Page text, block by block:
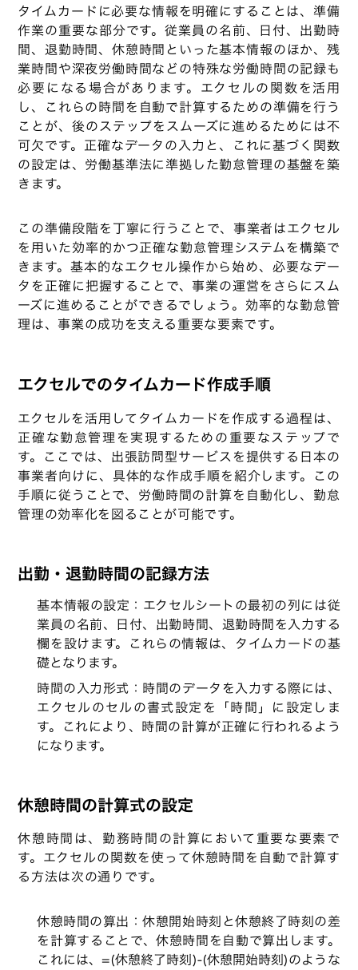
タイムカードに必要な情報を明確にすることは、準備
作業の重要な部分です。従業員の名前、日付、出勤時
間、退勤時間、休憩時間といった基本情報のほか、残
業時間や深夜労働時間などの特殊な労働時間の記録も
必要になる場合があります。エクセルの関数を活用
し、これらの時間を自動で計算するための準備を行う
ことが、後のステップをスムーズに進めるためには不
可欠です。正確なデータの入力と、これに基づく関数
の設定は、労働基準法に準拠した勤怠管理の基盤を築
きます。
この準備段階を丁寧に行うことで、事業者はエクセル
を用いた効率的かつ正確な勤怠管理システムを構築で
きます。基本的なエクセル操作から始め、必要なデー
タを正確に把握することで、事業の運営をさらにスム
ーズに進めることができるでしょう。効率的な勤怠管
理は、事業の成功を支える重要な要素です。
エクセルでのタイムカード作成手順
エクセルを活用してタイムカードを作成する過程は、
正確な勤怠管理を実現するための重要なステップで
す。ここでは、出張訪問型サービスを提供する日本の
事業者向けに、具体的な作成手順を紹介します。この
手順に従うことで、労働時間の計算を自動化し、勤怠
管理の効率化を図ることが可能です。
出勤・退勤時間の記録方法
基本情報の設定：エクセルシートの最初の列には従
業員の名前、日付、出勤時間、退勤時間を入力する
欄を設けます。これらの情報は、タイムカードの基
礎となります。
時間の入力形式：時間のデータを入力する際には、
エクセルのセルの書式設定を「時間」に設定しま
す。これにより、時間の計算が正確に行われるよう
になります。
休憩時間の計算式の設定
休憩時間は、勤務時間の計算において重要な要素で
す。エクセルの関数を使って休憩時間を自動で計算す
る方法は次の通りです。
休憩時間の算出：休憩開始時刻と休憩終了時刻の差
を計算することで、休憩時間を自動で算出します。
これには、=(休憩終了時刻)-(休憩開始時刻)のような